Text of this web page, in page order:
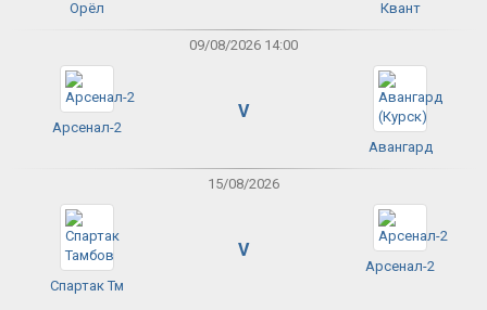
Орёл Квант
09/08/2026 14:00
Арсенал-2
V
Авангард
15/08/2026
Спартак Тм
V
Арсенал-2